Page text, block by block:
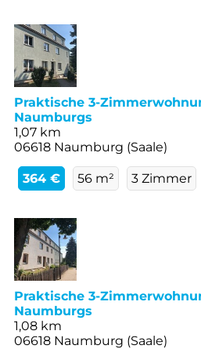
Praktische 3-
Naumburgs
1,07 km
06618 Naumburg (Saale)
364 € 56 m² 3 Zimmer
Praktische 3-
Naumburgs
1,08 km
06618 Naumburg (Saale)